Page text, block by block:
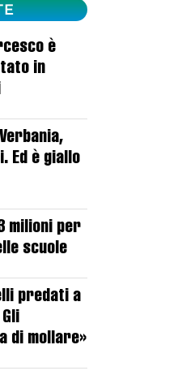
è
in
Ed è giallo
milioni per
scuole
predati a
di mollare»